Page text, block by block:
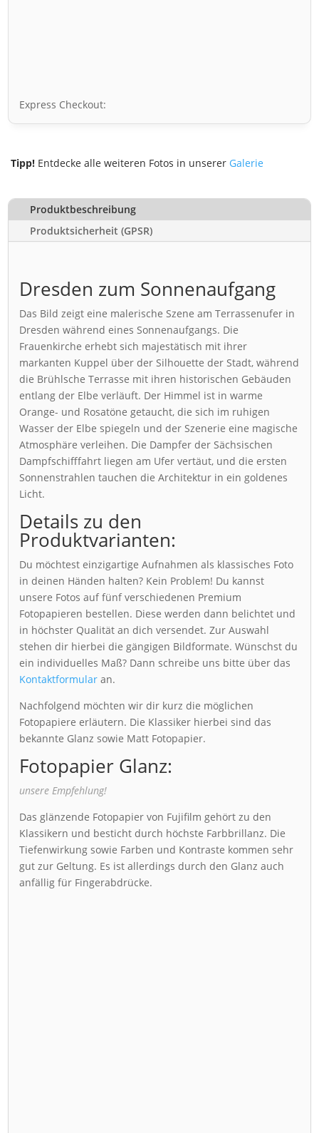
Express Checkout:
Tipp! Entdecke alle weiteren Fotos in unserer Galerie
Produktbeschreibung
Produktsicherheit (GPSR)
Dresden zum Sonnenaufgang
Das Bild zeigt eine malerische Szene am Terrassenufer in
Dresden während eines Sonnenaufgangs. Die
Frauenkirche erhebt sich majestätisch mit ihrer
markanten Kuppel über der Silhouette der Stadt, während
die Brühlsche Terrasse mit ihren historischen Gebäuden
entlang der Elbe verläuft. Der Himmel ist in warme
Orange- und Rosatöne getaucht, die sich im ruhigen
Wasser der Elbe spiegeln und der Szenerie eine magische
Atmosphäre verleihen. Die Dampfer der Sächsischen
Dampfschifffahrt liegen am Ufer vertäut, und die ersten
Sonnenstrahlen tauchen die Architektur in ein goldenes
Licht.
Details zu den
Produktvarianten:
Du möchtest einzigartige Aufnahmen als klassisches Foto
in deinen Händen halten? Kein Problem! Du kannst
unsere Fotos auf fünf verschiedenen Premium
Fotopapieren bestellen. Diese werden dann belichtet und
in höchster Qualität an dich versendet. Zur Auswahl
stehen dir hierbei die gängigen Bildformate. Wünschst du
ein individuelles Maß? Dann schreibe uns bitte über das
Kontaktformular an.
Nachfolgend möchten wir dir kurz die möglichen
Fotopapiere erläutern. Die Klassiker hierbei sind das
bekannte Glanz sowie Matt Fotopapier.
Fotopapier Glanz:
unsere Empfehlung!
Das glänzende Fotopapier von Fujifilm gehört zu den
Klassikern und besticht durch höchste Farbbrillanz. Die
Tiefenwirkung sowie Farben und Kontraste kommen sehr
gut zur Geltung. Es ist allerdings durch den Glanz auch
anfällig für Fingerabdrücke.